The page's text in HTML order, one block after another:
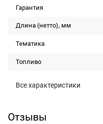
Гарантия
Длина (нетто), мм
Тематика
Топливо
Все характеристики
Отзывы